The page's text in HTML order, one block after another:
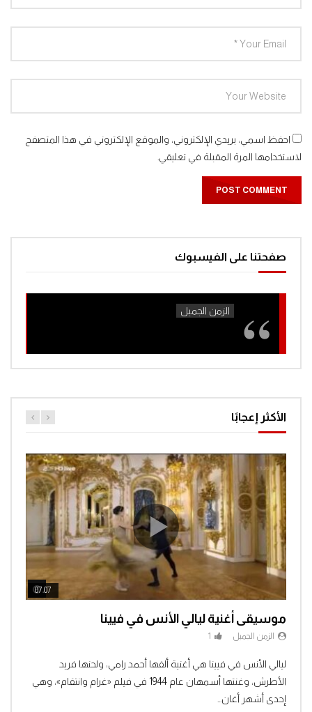
احفظ اسمي، بريدي الإلكتروني، والموقع الإلكتروني في هذا المتصفح
لاستخدامها المرة المقبلة في تعليقي.
صفحتنا على الفيسبوك
الأكثر إعجابًا
07:07
موسيقى أغنية ليالي الأنس في فيينا
الزمن الجميل 1
ليالي الأنس في فيينا هي أغنية ألفها أحمد رامي، ولحنها فريد
الأطرش، وغنتها أسمهان عام 1944 في فيلم «غرام وانتقام»، وهي
إحدى أشهر أغان...
Watch Later